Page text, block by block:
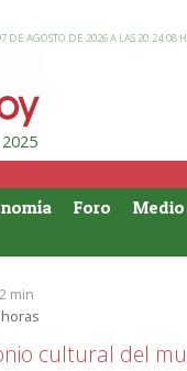
DE AGOSTO DE 2026 A LAS 20:24:08
Foro
2 min
cultural del